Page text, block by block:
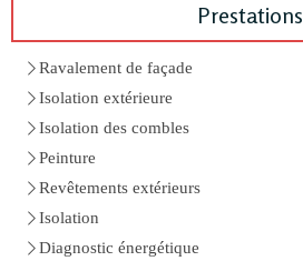
Prestations
Ravalement de façade
Isolation extérieure
Isolation des combles
Peinture
Revêtements extérieurs
Isolation
Diagnostic énergétique